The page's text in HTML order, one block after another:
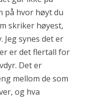
på hvor høyt du
skriker høyest,
Jeg synes det er
er det flertall for
Det er
mellom de som
og hva